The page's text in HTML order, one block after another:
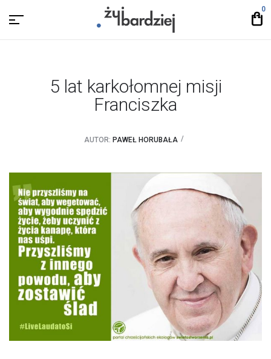
0
5 lat karkołomnej misji
Franciszka
AUTOR: PAWEŁ HORUBAŁA